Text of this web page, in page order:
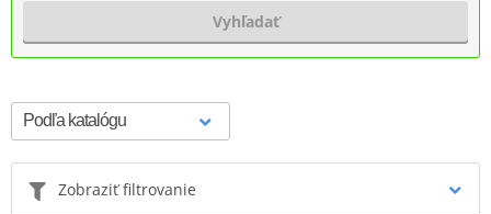
Vyhľadať
Zobraziť filtrovanie